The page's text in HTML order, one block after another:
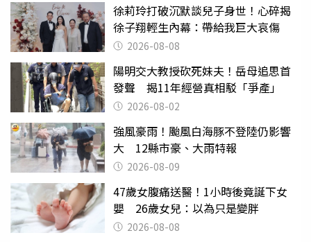
徐莉玲打破沉默談兒子身世！心碎揭
徐子翔輕生內幕：帶給我巨大哀傷
2026-08-08
陽明交大教授砍死妹夫！岳母追思首
發聲 揭11年經營真相駁「爭產」
2026-08-02
強風豪雨！颱風白海豚不登陸仍影響
大 12縣市豪、大雨特報
2026-08-09
47歲女腹痛送醫！1小時後竟誕下女
嬰 26歲女兒：以為只是變胖
2026-08-08